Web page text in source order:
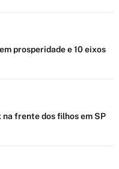
prosperidade e 10 eixos
frente dos filhos em SP